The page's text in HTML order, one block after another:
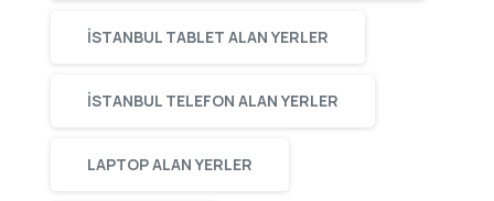
ISTANBUL TABLET ALAN YERLER
ISTANBUL TELEFON ALAN YERLER
LAPTOP ALAN YERLER